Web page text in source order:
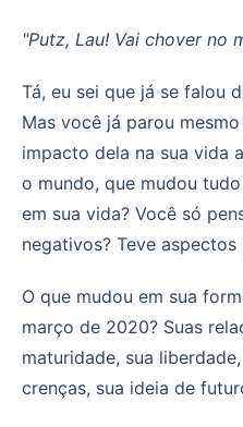
"Putz, Lau! Vai chover no
Tá, eu sei que já se falou
Mas você já parou
impacto dela na sua vida
o mundo, que mudou
em sua vida? Você só
negativos? Teve
O que mudou em sua
março de 2020? Suas
maturidade, sua
crenças, sua ideia de